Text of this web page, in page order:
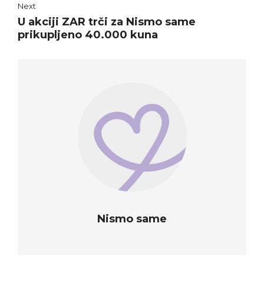
Next
U akciji ZAR trči za Nismo same
prikupljeno 40.000 kuna
Nismo same